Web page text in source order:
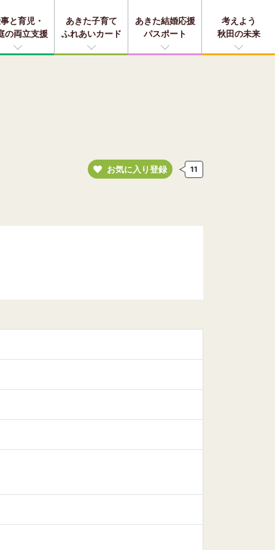
と育児・
の両立支援
あきた子育て
ふれあいカード
あきた結婚応援
パスポート
考えよう
秋田の未来
お気に入り登録 11